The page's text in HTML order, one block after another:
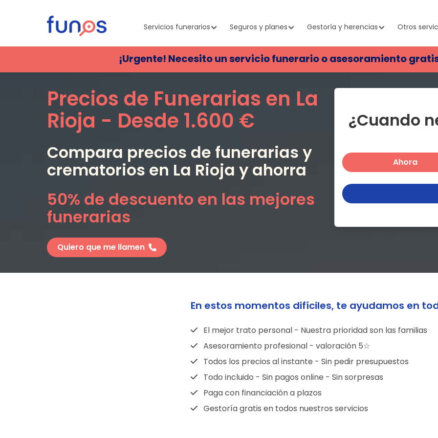
Servicios funerarios Seguros y planes Gestoría y herencias Otros
¡Urgente! Necesito un servicio funerario o asesoramiento
Precios de Funerarias en La
Rioja - Desde 1.600 €
Compara precios de funerarias y
crematorios en La Rioja y ahorra
50% de descuento en las mejores
funerarias
Quiero que me llamen
¿Cuando
Ahora
En estos momentos difíciles, te ayudamos en
El mejor trato personal - Nuestra prioridad son las familias
Asesoramiento profesional - valoración 5☆
Todos los precios al instante - Sin pedir presupuestos
Todo incluido - Sin pagos online - Sin sorpresas
Paga con financiación a plazos
Gestoría gratis en todos nuestros servicios